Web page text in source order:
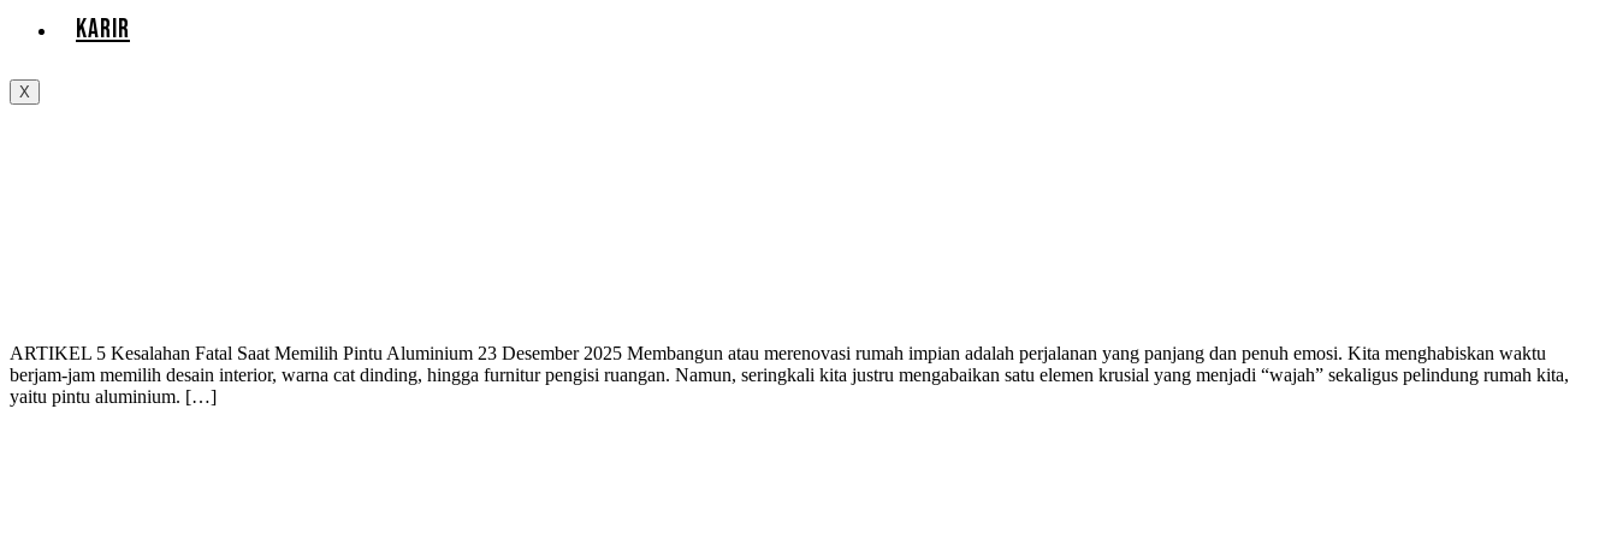
KARIR
X
ARTIKEL 5 Kesalahan Fatal Saat Memilih Pintu Aluminium 23 Desember 2025 Membangun atau merenovasi rumah impian adalah perjalanan yang panjang dan penuh emosi. Kita menghabiskan waktu
berjam-jam memilih desain interior, warna cat dinding, hingga furnitur pengisi ruangan. Namun, seringkali kita justru mengabaikan satu elemen krusial yang menjadi “wajah” sekaligus pelindung rumah kita,
yaitu pintu aluminium. […]